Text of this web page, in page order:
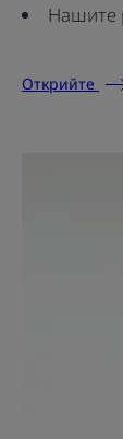
Нашите
Открийте